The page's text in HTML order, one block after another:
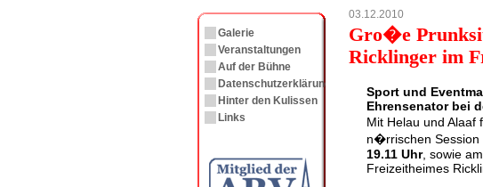
03.12.2010
Gro�e
Ricklinger im
Sport und
Ehrensenator bei
Mit Helau und
n�rrischen
19.11 Uhr, sowie am
Freizeitheimes
Galerie
Veranstaltungen
Auf der Bühne
Datenschutzerklärung
Hinter den Kulissen
Links